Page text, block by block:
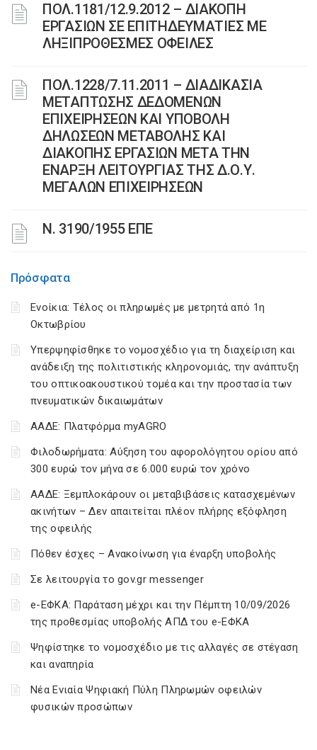
ΠΟΛ.1181/12.9.2012 – ΔΙΑΚΟΠΗ
ΕΡΓΑΣΙΩΝ ΣΕ ΕΠΙΤΗΔΕΥΜΑΤΙΕΣ ΜΕ
ΛΗΞΙΠΡΟΘΕΣΜΕΣ ΟΦΕΙΛΕΣ
ΠΟΛ.1228/7.11.2011 – ΔΙΑΔΙΚΑΣΙΑ
ΜΕΤΑΠΤΩΣΗΣ ΔΕΔΟΜΕΝΩΝ
ΕΠΙΧΕΙΡΗΣΕΩΝ ΚΑΙ ΥΠΟΒΟΛΗ
ΔΗΛΩΣΕΩΝ ΜΕΤΑΒΟΛΗΣ ΚΑΙ
ΔΙΑΚΟΠΗΣ ΕΡΓΑΣΙΩΝ ΜΕΤΑ ΤΗΝ
ΕΝΑΡΞΗ ΛΕΙΤΟΥΡΓΙΑΣ ΤΗΣ Δ.Ο.Υ.
ΜΕΓΑΛΩΝ ΕΠΙΧΕΙΡΗΣΕΩΝ
Ν. 3190/1955 ΕΠΕ
Πρόσφατα
Ενοίκια: Τέλος οι πληρωμές με μετρητά από 1η
Οκτωβρίου
Υπερψηφίσθηκε το νομοσχέδιο για τη διαχείριση και
ανάδειξη της πολιτιστικής κληρονομιάς, την ανάπτυξη
του οπτικοακουστικού τομέα και την προστασία των
πνευματικών δικαιωμάτων
ΑΑΔΕ: Πλατφόρμα myAGRO
Φιλοδωρήματα: Αύξηση του αφορολόγητου ορίου από
300 ευρώ τον μήνα σε 6.000 ευρώ τον χρόνο
ΑΑΔΕ: Ξεμπλοκάρουν οι μεταβιβάσεις κατασχεμένων
ακινήτων – Δεν απαιτείται πλέον πλήρης εξόφληση
της οφειλής
Πόθεν έσχες – Ανακοίνωση για έναρξη υποβολής
Σε λειτουργία το gov.gr messenger
e-ΕΦΚΑ: Παράταση μέχρι και την Πέμπτη 10/09/2026
της προθεσμίας υποβολής ΑΠΔ του e-ΕΦΚΑ
Ψηφίστηκε το νομοσχέδιο με τις αλλαγές σε στέγαση
και αναπηρία
Νέα Ενιαία Ψηφιακή Πύλη Πληρωμών οφειλών
φυσικών προσώπων